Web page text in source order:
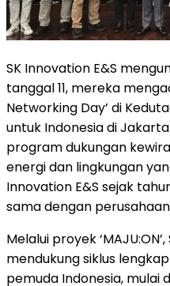
SK Innovation E&S
tanggal 11, mereka
Networking Day’ di
untuk Indonesia di
program dukungan
energi dan lingkungan
Innovation E&S sejak
sama dengan
Melalui proyek
mendukung siklus
pemuda Indonesia, mulai